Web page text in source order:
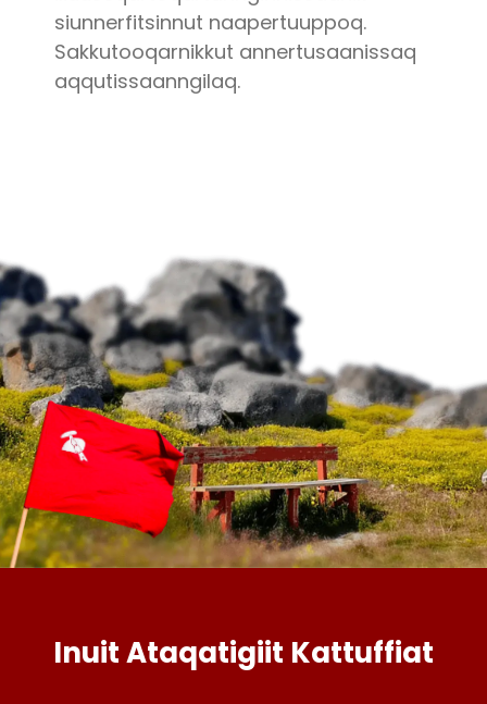
siunnerfitsinnut naapertuuppoq.
Sakkutooqarnikkut annertusaanissaq
aqqutissaanngilaq.
Inuit Ataqatigiit Kattuffiat